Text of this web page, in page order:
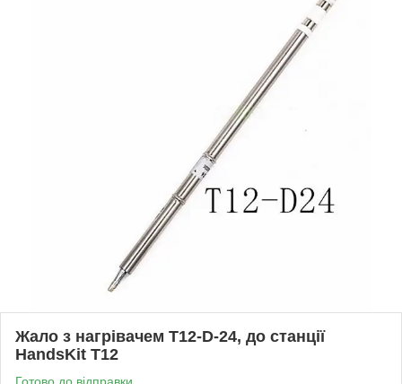
Жало з нагрівачем T12-D-24, до станції
HandsKit Т12
Готово до відправки